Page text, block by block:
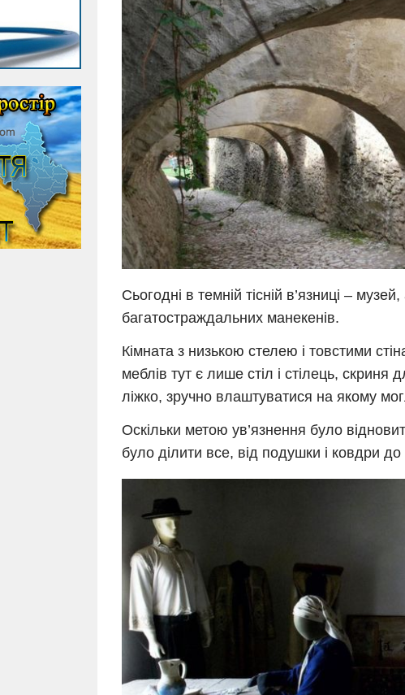
Сьогодні в темній тісній в’язниці –
багатостраждальних манекенів.
Кімната з низькою стелею і товстими
меблів тут є лише стіл і стілець, скриня
ліжко, зручно влаштуватися на якому
Оскільки метою ув’язнення було
було ділити все, від подушки і ковдри до